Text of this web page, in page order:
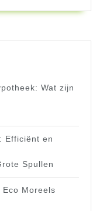
Wat zijn
Efficiënt en
Spullen
Moreels